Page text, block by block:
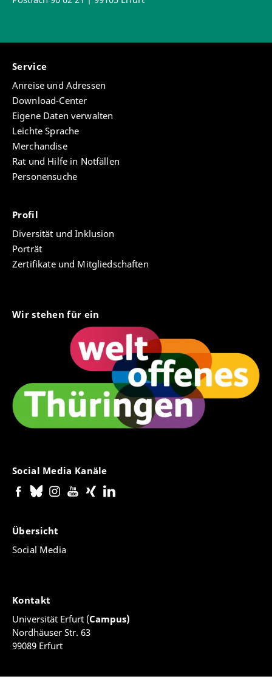
Service
Anreise und Adressen
Download-Center
Eigene Daten verwalten
Leichte Sprache
Merchandise
Rat und Hilfe in Notfällen
Personensuche
Profil
Diversität und Inklusion
Porträt
Zertifikate und Mitgliedschaften
Wir stehen für ein
Social Media Kanäle
Übersicht
Social Media
Kontakt
Universität Erfurt (Campus)
Nordhäuser Str. 63
99089 Erfurt